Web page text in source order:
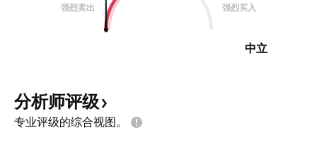
强烈卖出 强烈买入
中立
分析师评级
专业评级的综合视图。